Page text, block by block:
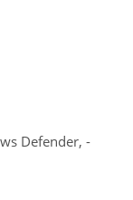
Defender, -